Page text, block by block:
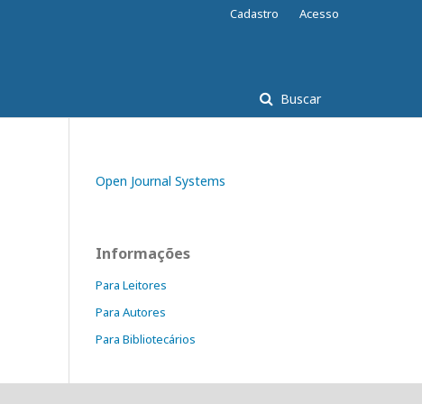
Buscar
Cadastro Acesso
Open Journal Systems
Informações
Para Leitores
Para Autores
Para Bibliotecários